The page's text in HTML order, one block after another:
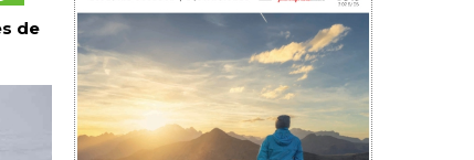
de